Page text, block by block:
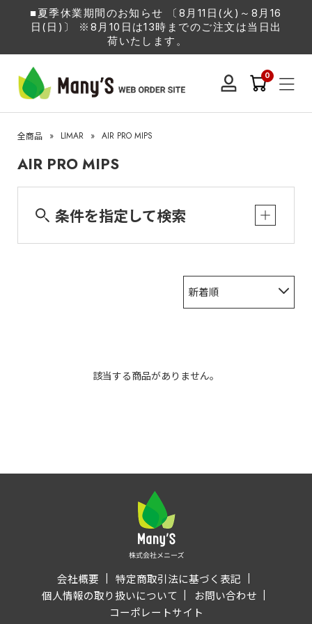
■夏季休業期間のお知らせ 〔8月11日(火)～8月16
日(日)〕 ※8月10日は13時までのご注文は当日出
荷いたします。
0
全商品 » LIMAR » AIR PRO MIPS
AIR PRO MIPS
条件を指定して検索
新着順
該当する商品がありません。
会社概要
特定商取引法に基づく表記
個人情報の取り扱いについて
お問い合わせ
コーポレートサイト